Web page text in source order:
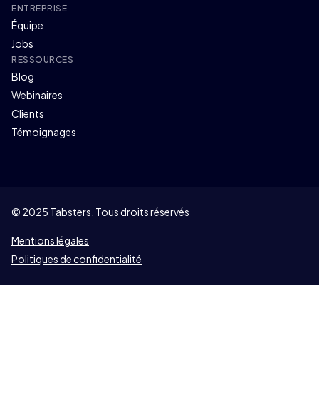
ENTREPRISE
Équipe
Jobs
RESSOURCES
Blog
Webinaires
Clients
Témoignages
© 2025 Tabsters. Tous droits réservés
Mentions légales
Politiques de confidentialité